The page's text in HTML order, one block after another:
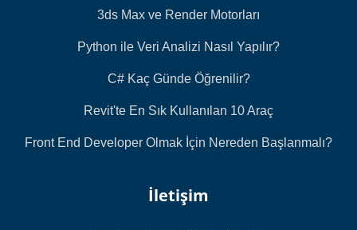
3ds Max ve Render Motorları
Python ile Veri Analizi Nasıl Yapılır?
C# Kaç Günde Öğrenilir?
Revit'te En Sık Kullanılan 10 Araç
Front End Developer Olmak İçin Nereden Başlanmalı?
İletişim